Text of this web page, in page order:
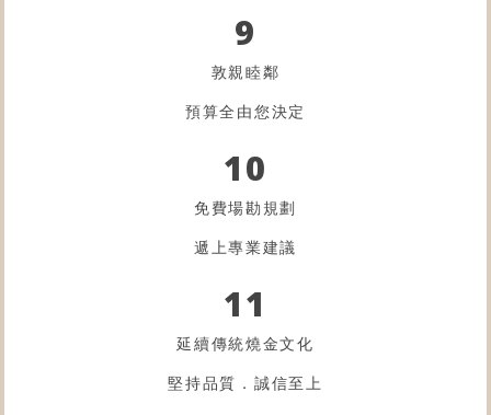
9
敦親睦鄰
預算全由您決定
10
免費場勘規劃
遞上專業建議
11
延續傳統燒金文化
堅持品質．誠信至上